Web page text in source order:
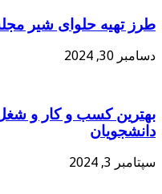
طرز تهیه حلوای شیر
دسامبر 30, 2024
بهترین کسب و کار و
دانشجویان
سپتامبر 3, 2024